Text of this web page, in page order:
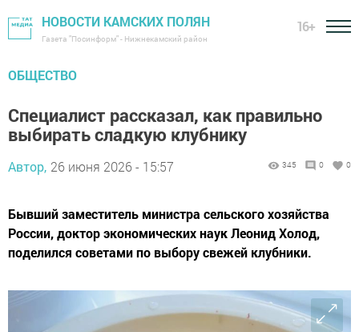
НОВОСТИ КАМСКИХ ПОЛЯН
Газета "Посинформ" - Нижнекамский район
16+
ОБЩЕСТВО
Специалист рассказал, как правильно
выбирать сладкую клубнику
Автор, 26 июня 2026 - 15:57 345 0 0
Бывший заместитель министра сельского хозяйства
России, доктор экономических наук Леонид Холод,
поделился советами по выбору свежей клубники.